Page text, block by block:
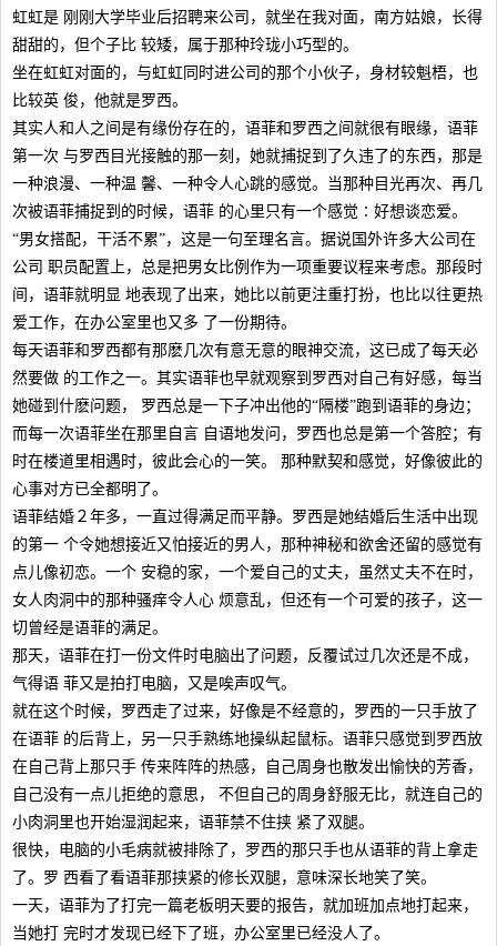
虹虹是 刚刚大学毕业后招聘来公司，就坐在我对面，南方姑娘，长得
甜甜的，但个子比 较矮，属于那种玲珑小巧型的。
坐在虹虹对面的，与虹虹同时进公司的那个小伙子，身材较魁梧，也
比较英 俊，他就是罗西。
其实人和人之间是有缘份存在的，语菲和罗西之间就很有眼缘，语菲
第一次 与罗西目光接触的那一刻，她就捕捉到了久违了的东西，那是
一种浪漫、一种温 馨、一种令人心跳的感觉。当那种目光再次、再几
次被语菲捕捉到的时候，语菲 的心里只有一个感觉∶好想谈恋爱。
“男女搭配，干活不累”，这是一句至理名言。据说国外许多大公司在
公司 职员配置上，总是把男女比例作为一项重要议程来考虑。那段时
间，语菲就明显 地表现了出来，她比以前更注重打扮，也比以往更热
爱工作，在办公室里也又多 了一份期待。
每天语菲和罗西都有那麽几次有意无意的眼神交流，这已成了每天必
然要做 的工作之一。其实语菲也早就观察到罗西对自己有好感，每当
她碰到什麽问题， 罗西总是一下子冲出他的“隔楼”跑到语菲的身边；
而每一次语菲坐在那里自言 自语地发问，罗西也总是第一个答腔；有
时在楼道里相遇时，彼此会心的一笑。 那种默契和感觉，好像彼此的
心事对方已全都明了。
语菲结婚２年多，一直过得满足而平静。罗西是她结婚后生活中出现
的第一 个令她想接近又怕接近的男人，那种神秘和欲舍还留的感觉有
点儿像初恋。一个 安稳的家，一个爱自己的丈夫，虽然丈夫不在时，
女人肉洞中的那种骚痒令人心 烦意乱，但还有一个可爱的孩子，这一
切曾经是语菲的满足。
那天，语菲在打一份文件时电脑出了问题，反覆试过几次还是不成，
气得语 菲又是拍打电脑，又是唉声叹气。
就在这个时候，罗西走了过来，好像是不经意的，罗西的一只手放了
在语菲 的后背上，另一只手熟练地操纵起鼠标。语菲只感觉到罗西放
在自己背上那只手 传来阵阵的热感，自己周身也散发出愉快的芳香，
自己没有一点儿拒绝的意思， 不但自己的周身舒服无比，就连自己的
小肉洞里也开始湿润起来，语菲禁不住挟 紧了双腿。
很快，电脑的小毛病就被排除了，罗西的那只手也从语菲的背上拿走
了。罗 西看了看语菲那挟紧的修长双腿，意味深长地笑了笑。
一天，语菲为了打完一篇老板明天要的报告，就加班加点地打起来，
当她打 完时才发现已经下了班，办公室里已经没人了。